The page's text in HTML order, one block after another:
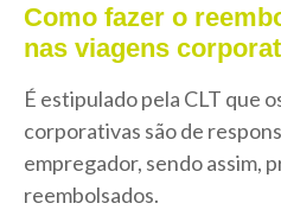
Como fazer o
nas viagens
É estipulado pela CLT que
corporativas são de
empregador, sendo assim,
reembolsados.